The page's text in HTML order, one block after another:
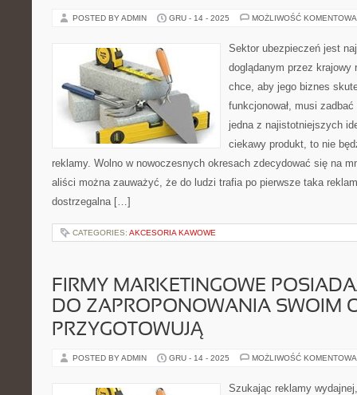
POSTED BY ADMIN GRU - 14 - 2025 MOŻLIWOŚĆ
Sektor ubezpieczeń jest
doglądanym przez
chce, aby jego biznes
funkcjonował, musi
jedna z najistotniejszych
ciekawy produkt, to nie
reklamy. Wolno w nowoczesnych okresach zdecydować się na
aliści można zauważyć, że do ludzi trafia po pierwsze taka
dostrzegalna […]
CATEGORIES: AKCESORIA KAWOWE
FIRMY MARKETINGOWE
DO ZAPROPONOWANIA SWOIM
PRZYGOTOWUJĄ
POSTED BY ADMIN GRU - 14 - 2025 MOŻLIWOŚĆ
Szukając reklamy